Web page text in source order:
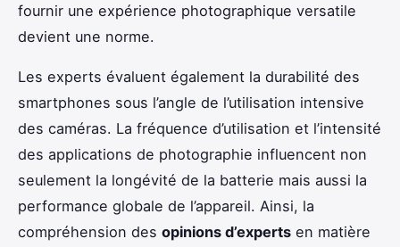
fournir une expérience photographique versatile
devient une norme.
Les experts évaluent également la durabilité des
smartphones sous l’angle de l’utilisation intensive
des caméras. La fréquence d’utilisation et l’intensité
des applications de photographie influencent non
seulement la longévité de la batterie mais aussi la
performance globale de l’appareil. Ainsi, la
compréhension des opinions d’experts en matière